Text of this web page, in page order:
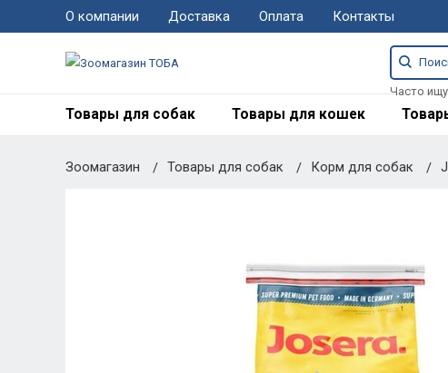
О компании Доставка Оплата Контакты
Часто
Товары для собак Товары для кошек
Зоомагазин Товары для собак Корм для собак